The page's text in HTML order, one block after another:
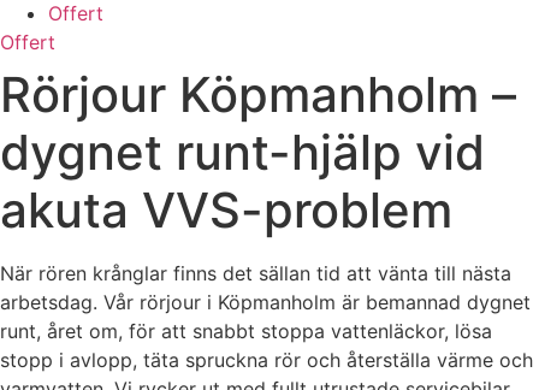
Offert
Offert
Rörjour Köpmanholm –
dygnet runt-hjälp vid
akuta VVS-problem
När rören krånglar finns det sällan tid att vänta till nästa
arbetsdag. Vår rörjour i Köpmanholm är bemannad dygnet
runt, året om, för att snabbt stoppa vattenläckor, lösa
stopp i avlopp, täta spruckna rör och återställa värme och